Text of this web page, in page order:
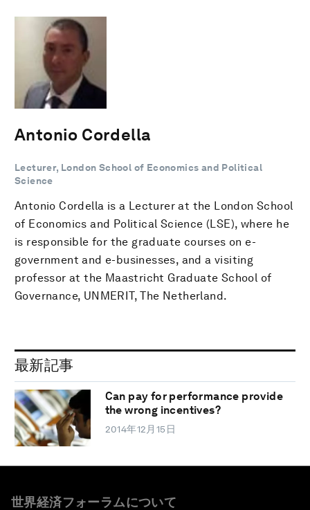
Antonio Cordella
Lecturer, London School of Economics and Political
Science
Antonio Cordella is a Lecturer at the London School
of Economics and Political Science (LSE), where he
is responsible for the graduate courses on e-
government and e-businesses, and a visiting
professor at the Maastricht Graduate School of
Governance, UNMERIT, The Netherland.
最新記事
Can pay for performance provide
the wrong incentives?
2014年12月15日
世界経済フォーラムについて